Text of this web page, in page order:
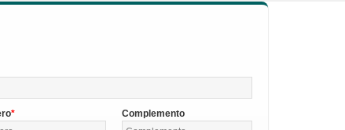
Complemento